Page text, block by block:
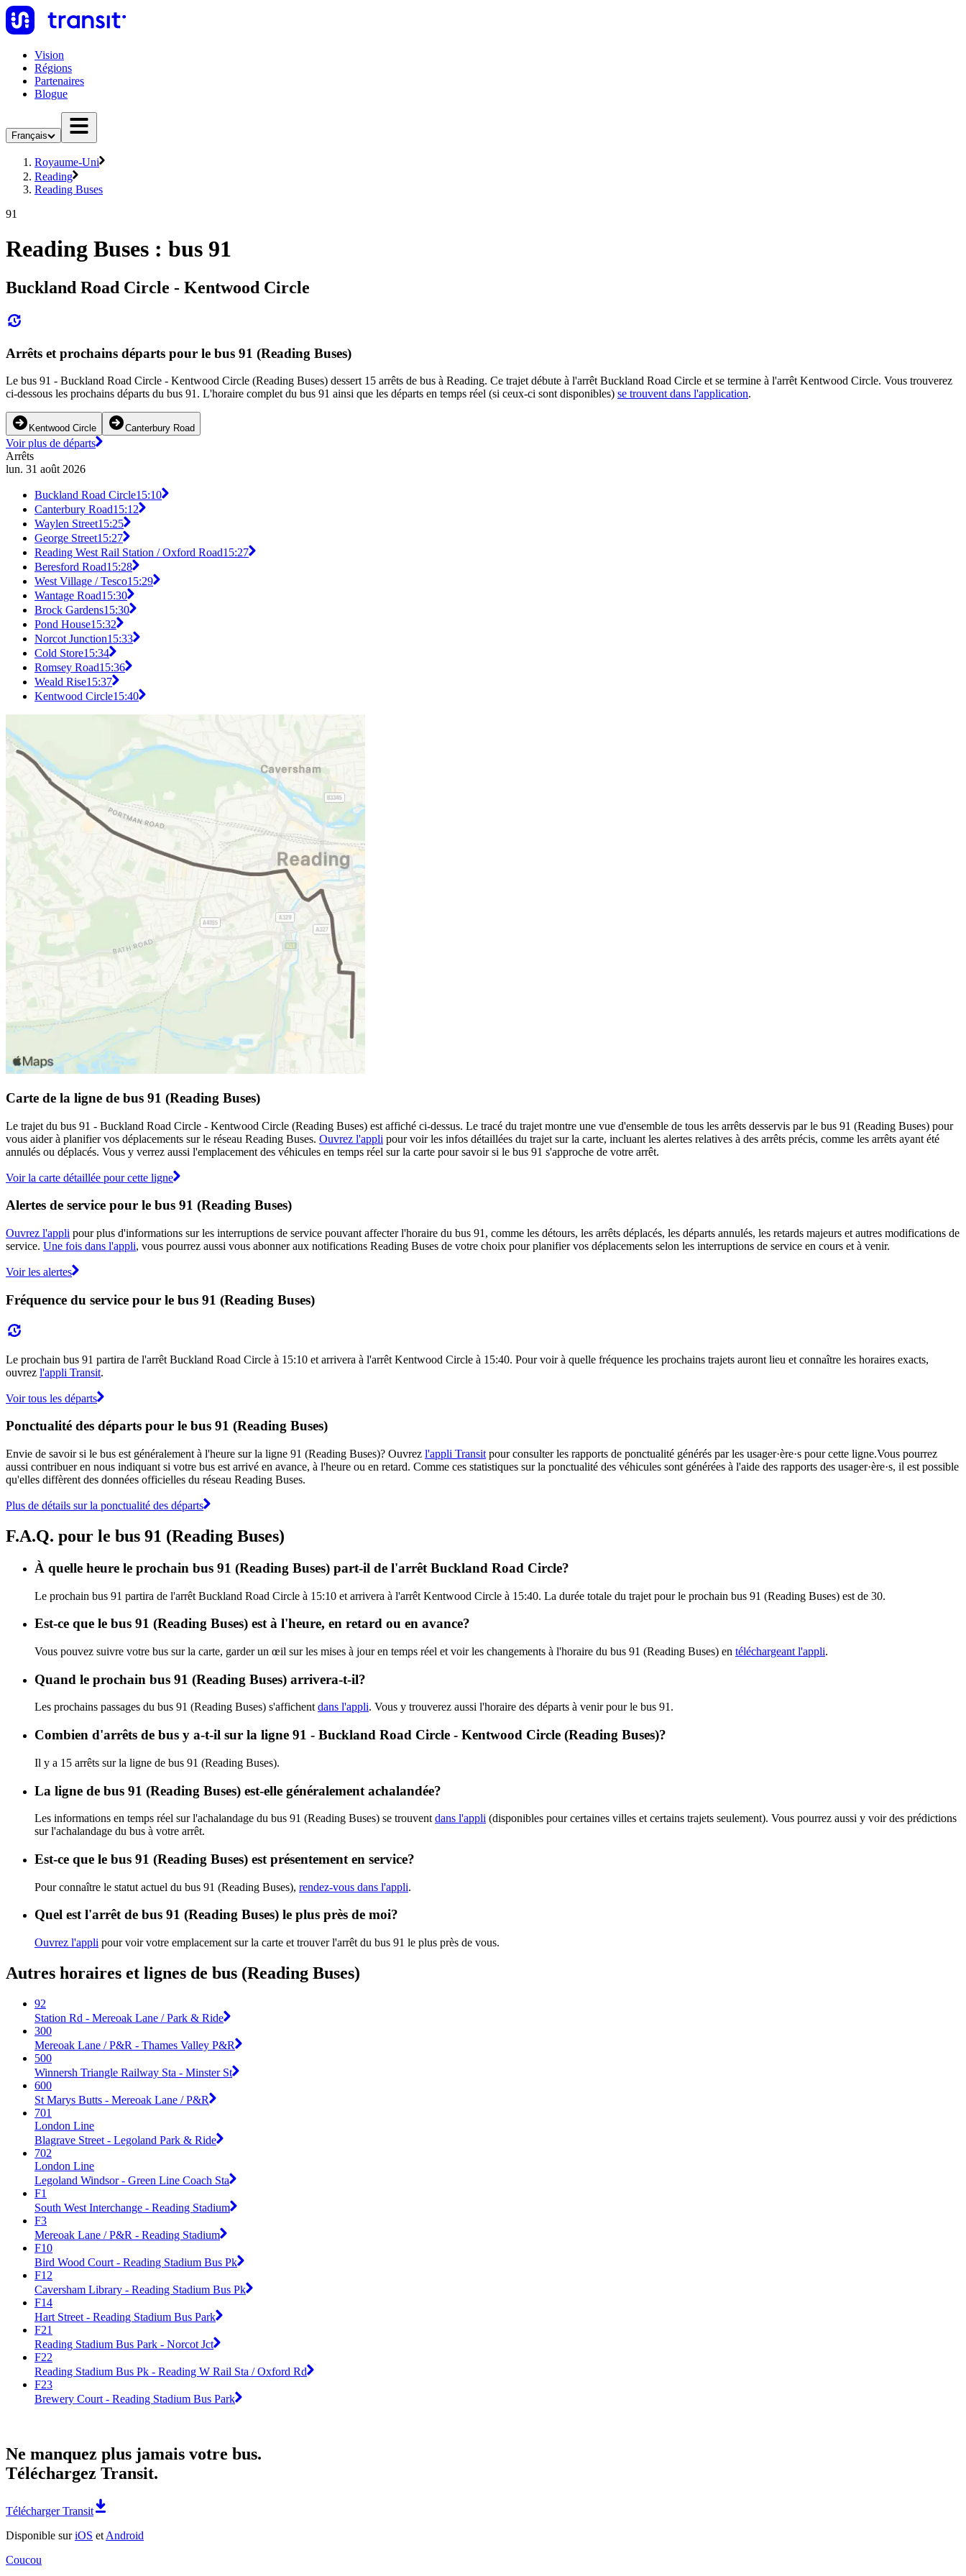
Vision
Régions
Partenaires
Blogue
Français
Royaume-Uni
Reading
Reading Buses
91
Reading Buses : bus 91
Buckland Road Circle - Kentwood Circle
Arrêts et prochains départs pour le bus 91 (Reading Buses)
Le bus 91 - Buckland Road Circle - Kentwood Circle (Reading Buses) dessert 15 arrêts de bus à Reading. Ce trajet débute à l'arrêt Buckland Road Circle et se termine à l'arrêt Kentwood Circle. Vous trouverez
ci-dessous les prochains départs du bus 91. L'horaire complet du bus 91 ainsi que les départs en temps réel (si ceux-ci sont disponibles) se trouvent dans l'application.
Kentwood Circle Canterbury Road
Voir plus de départs
Arrêts
lun. 31 août 2026
Buckland Road Circle15:10
Canterbury Road15:12
Waylen Street15:25
George Street15:27
Reading West Rail Station / Oxford Road15:27
Beresford Road15:28
West Village / Tesco15:29
Wantage Road15:30
Brock Gardens15:30
Pond House15:32
Norcot Junction15:33
Cold Store15:34
Romsey Road15:36
Weald Rise15:37
Kentwood Circle15:40
Carte de la ligne de bus 91 (Reading Buses)
Le trajet du bus 91 - Buckland Road Circle - Kentwood Circle (Reading Buses) est affiché ci-dessus. Le tracé du trajet montre une vue d'ensemble de tous les arrêts desservis par le bus 91 (Reading Buses) pour
vous aider à planifier vos déplacements sur le réseau Reading Buses. Ouvrez l'appli pour voir les infos détaillées du trajet sur la carte, incluant les alertes relatives à des arrêts précis, comme les arrêts ayant été
annulés ou déplacés. Vous y verrez aussi l'emplacement des véhicules en temps réel sur la carte pour savoir si le bus 91 s'approche de votre arrêt.
Voir la carte détaillée pour cette ligne
Alertes de service pour le bus 91 (Reading Buses)
Ouvrez l'appli pour plus d'informations sur les interruptions de service pouvant affecter l'horaire du bus 91, comme les détours, les arrêts déplacés, les départs annulés, les retards majeurs et autres modifications de
service. Une fois dans l'appli, vous pourrez aussi vous abonner aux notifications Reading Buses de votre choix pour planifier vos déplacements selon les interruptions de service en cours et à venir.
Voir les alertes
Fréquence du service pour le bus 91 (Reading Buses)
Le prochain bus 91 partira de l'arrêt Buckland Road Circle à 15:10 et arrivera à l'arrêt Kentwood Circle à 15:40. Pour voir à quelle fréquence les prochains trajets auront lieu et connaître les horaires exacts,
ouvrez l'appli Transit.
Voir tous les départs
Ponctualité des départs pour le bus 91 (Reading Buses)
Envie de savoir si le bus est généralement à l'heure sur la ligne 91 (Reading Buses)? Ouvrez l'appli Transit pour consulter les rapports de ponctualité générés par les usager·ère·s pour cette ligne.Vous pourrez
aussi contribuer en nous indiquant si votre bus est arrivé en avance, à l'heure ou en retard. Comme ces statistiques sur la ponctualité des véhicules sont générées à l'aide des rapports des usager·ère·s, il est possible
qu'elles diffèrent des données officielles du réseau Reading Buses.
Plus de détails sur la ponctualité des départs
F.A.Q. pour le bus 91 (Reading Buses)
À quelle heure le prochain bus 91 (Reading Buses) part-il de l'arrêt Buckland Road Circle?
Le prochain bus 91 partira de l'arrêt Buckland Road Circle à 15:10 et arrivera à l'arrêt Kentwood Circle à 15:40. La durée totale du trajet pour le prochain bus 91 (Reading Buses) est de 30.
Est-ce que le bus 91 (Reading Buses) est à l'heure, en retard ou en avance?
Vous pouvez suivre votre bus sur la carte, garder un œil sur les mises à jour en temps réel et voir les changements à l'horaire du bus 91 (Reading Buses) en téléchargeant l'appli.
Quand le prochain bus 91 (Reading Buses) arrivera-t-il?
Les prochains passages du bus 91 (Reading Buses) s'affichent dans l'appli. Vous y trouverez aussi l'horaire des départs à venir pour le bus 91.
Combien d'arrêts de bus y a-t-il sur la ligne 91 - Buckland Road Circle - Kentwood Circle (Reading Buses)?
Il y a 15 arrêts sur la ligne de bus 91 (Reading Buses).
La ligne de bus 91 (Reading Buses) est-elle généralement achalandée?
Les informations en temps réel sur l'achalandage du bus 91 (Reading Buses) se trouvent dans l'appli (disponibles pour certaines villes et certains trajets seulement). Vous pourrez aussi y voir des prédictions
sur l'achalandage du bus à votre arrêt.
Est-ce que le bus 91 (Reading Buses) est présentement en service?
Pour connaître le statut actuel du bus 91 (Reading Buses), rendez-vous dans l'appli.
Quel est l'arrêt de bus 91 (Reading Buses) le plus près de moi?
Ouvrez l'appli pour voir votre emplacement sur la carte et trouver l'arrêt du bus 91 le plus près de vous.
Autres horaires et lignes de bus (Reading Buses)
92
Station Rd - Mereoak Lane / Park & Ride
300
Mereoak Lane / P&R - Thames Valley P&R
500
Winnersh Triangle Railway Sta - Minster St
600
St Marys Butts - Mereoak Lane / P&R
701
London Line
Blagrave Street - Legoland Park & Ride
702
London Line
Legoland Windsor - Green Line Coach Sta
F1
South West Interchange - Reading Stadium
F3
Mereoak Lane / P&R - Reading Stadium
F10
Bird Wood Court - Reading Stadium Bus Pk
F12
Caversham Library - Reading Stadium Bus Pk
F14
Hart Street - Reading Stadium Bus Park
F21
Reading Stadium Bus Park - Norcot Jct
F22
Reading Stadium Bus Pk - Reading W Rail Sta / Oxford Rd
F23
Brewery Court - Reading Stadium Bus Park
Ne manquez plus jamais votre bus.
Téléchargez Transit.
Télécharger Transit
Disponible suriOS et Android
Coucou